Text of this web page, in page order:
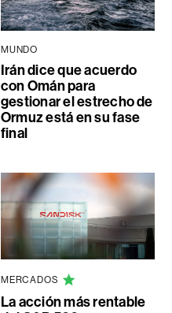
MUNDO
Irán dice que acuerdo
con Omán para
gestionar el estrecho de
Ormuz está en su fase
final
MERCADOS
La acción más rentable